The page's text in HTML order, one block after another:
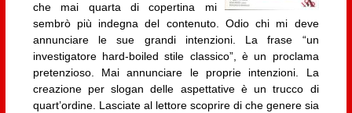
che mai quarta di copertina mi
sembrò più indegna del contenuto. Odio chi mi deve
annunciare le sue grandi intenzioni. La frase “un
investigatore hard-boiled stile classico”, è un proclama
pretenzioso. Mai annunciare le proprie intenzioni. La
creazione per slogan delle aspettative è un trucco di
quart’ordine. Lasciate al lettore scoprire di che genere sia